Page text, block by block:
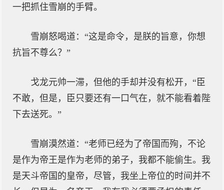
一把抓住雪崩的手臂。
雪崩怒喝道：“这是命令，是朕的旨意，你想
抗旨不尊么？”
戈龙元帅一滞，但他的手却并没有松开，“臣
不敢，但是，臣只要还有一口气在，就不能看着陛
下去送死。”
雪崩漠然道：“老师已经为了帝国而殉，不论
是作为帝王是作为老师的弟子，我都不能偷生。我
是天斗帝国的皇帝，尽管，我坐上帝位的时间并不